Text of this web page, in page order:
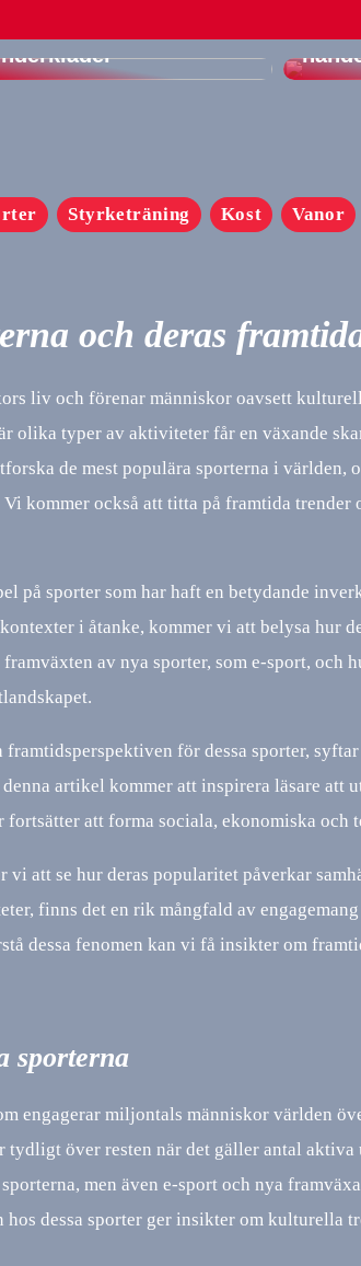
Styrketräning Kost Vanor
och deras
liv och förenar människor oavsett
olika typer av aktiviteter får en växande
de mest populära sporterna i världen,
kommer också att titta på framtida trender
på sporter som har haft en betydande
i åtanke, kommer vi att belysa hur
av nya sporter, som e-sport, och
framtidsperspektiven för dessa sporter,
artikel kommer att inspirera läsare att
att forma sociala, ekonomiska och
att se hur deras popularitet påverkar
finns det en rik mångfald av
dessa fenomen kan vi få insikter om
sporterna
engagerar miljontals människor världen
över resten när det gäller antal aktiva
men även e-sport och nya
dessa sporter ger insikter om kulturella